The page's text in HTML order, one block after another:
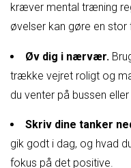
kræver mental træning
øvelser kan gøre en stor
Øv dig i nærvær.
trække vejret roligt og
du venter på bussen
Skriv dine tanker
gik godt i dag, og hvad
fokus på det positive.